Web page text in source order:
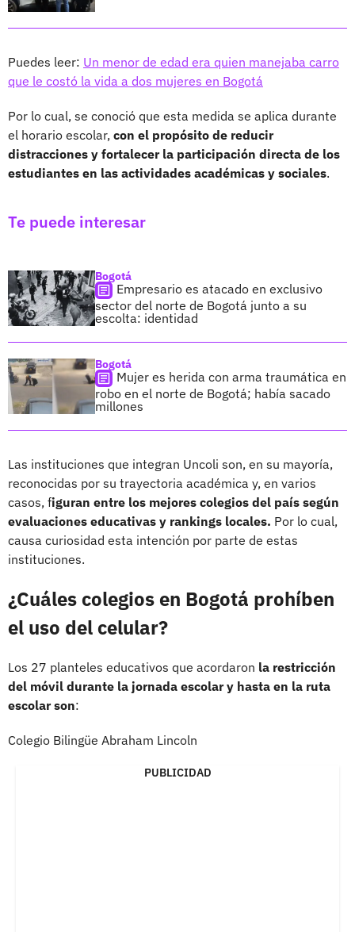
Puedes leer: Un menor de edad era quien manejaba carro
que le costó la vida a dos mujeres en Bogotá
Por lo cual, se conoció que esta medida se aplica durante
el horario escolar, con el propósito de reducir
distracciones y fortalecer la participación directa de los
estudiantes en las actividades académicas y sociales.
Te puede interesar
Bogotá
Empresario es atacado en exclusivo
sector del norte de Bogotá junto a su
escolta: identidad
Bogotá
Mujer es herida con arma traumática en
robo en el norte de Bogotá; había sacado
millones
Las instituciones que integran Uncoli son, en su mayoría,
reconocidas por su trayectoria académica y, en varios
casos, figuran entre los mejores colegios del país según
evaluaciones educativas y rankings locales. Por lo cual,
causa curiosidad esta intención por parte de estas
instituciones.
¿Cuáles colegios en Bogotá prohíben
el uso del celular?
Los 27 planteles educativos que acordaron la restricción
del móvil durante la jornada escolar y hasta en la ruta
escolar son:
Colegio Bilingüe Abraham Lincoln
PUBLICIDAD